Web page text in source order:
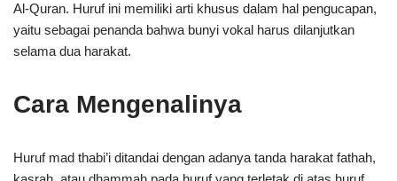
Al-Quran. Huruf ini memiliki arti khusus dalam hal pengucapan,
yaitu sebagai penanda bahwa bunyi vokal harus dilanjutkan
selama dua harakat.
Cara Mengenalinya
Huruf mad thabi’i ditandai dengan adanya tanda harakat fathah,